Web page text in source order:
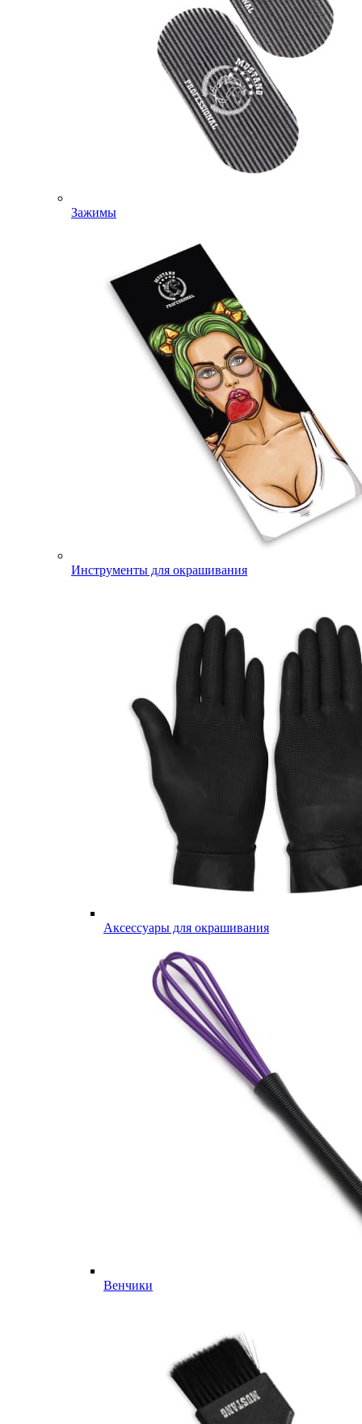
Зажимы
Инструменты для окрашивания
Аксессуары для окрашивания
Венчики